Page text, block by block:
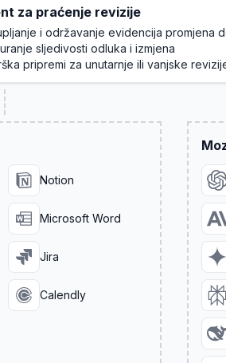
za praćenje revizije
i održavanje evidencija promjena
sljedivosti odluka i izmjena
pripremi za unutarnje ili vanjske
Notion
Microsoft Word
Jira
Calendly